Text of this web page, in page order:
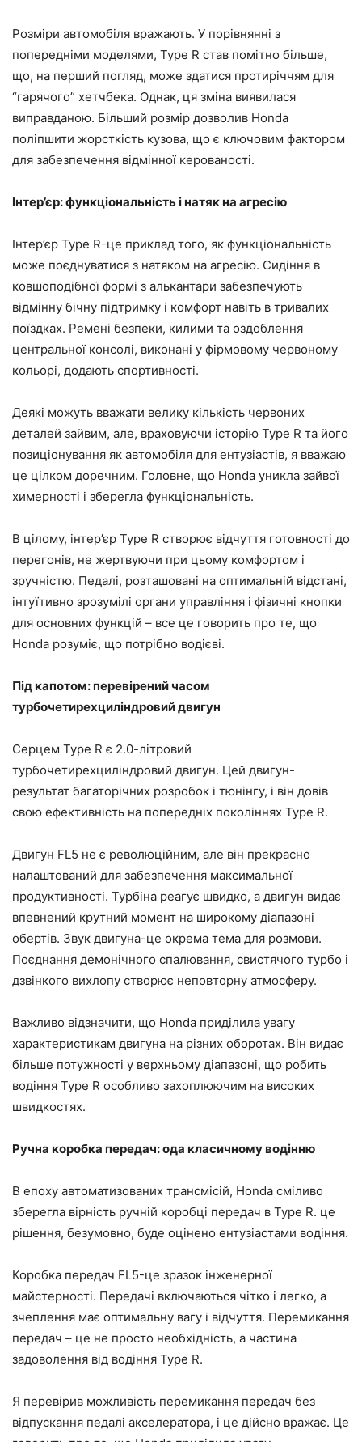
Розміри автомобіля вражають. У порівнянні з
попередніми моделями, Type R став помітно більше,
що, на перший погляд, може здатися протиріччям для
“гарячого” хетчбека. Однак, ця зміна виявилася
виправданою. Більший розмір дозволив Honda
поліпшити жорсткість кузова, що є ключовим фактором
для забезпечення відмінної керованості.
Інтер’єр: функціональність і натяк на агресію
Інтер’єр Type R-це приклад того, як функціональність
може поєднуватися з натяком на агресію. Сидіння в
ковшоподібної формі з алькантари забезпечують
відмінну бічну підтримку і комфорт навіть в тривалих
поїздках. Ремені безпеки, килими та оздоблення
центральної консолі, виконані у фірмовому червоному
кольорі, додають спортивності.
Деякі можуть вважати велику кількість червоних
деталей зайвим, але, враховуючи історію Type R та його
позиціонування як автомобіля для ентузіастів, я вважаю
це цілком доречним. Головне, що Honda уникла зайвої
химерності і зберегла функціональність.
В цілому, інтер’єр Type R створює відчуття готовності до
перегонів, не жертвуючи при цьому комфортом і
зручністю. Педалі, розташовані на оптимальній відстані,
інтуїтивно зрозумілі органи управління і фізичні кнопки
для основних функцій – все це говорить про те, що
Honda розуміє, що потрібно водієві.
Під капотом: перевірений часом
турбочетирехциліндровий двигун
Серцем Type R є 2.0-літровий
турбочетирехциліндровий двигун. Цей двигун-
результат багаторічних розробок і тюнінгу, і він довів
свою ефективність на попередніх поколіннях Type R.
Двигун FL5 не є революційним, але він прекрасно
налаштований для забезпечення максимальної
продуктивності. Турбіна реагує швидко, а двигун видає
впевнений крутний момент на широкому діапазоні
обертів. Звук двигуна-це окрема тема для розмови.
Поєднання демонічного спалювання, свистячого турбо і
дзвінкого вихлопу створює неповторну атмосферу.
Важливо відзначити, що Honda приділила увагу
характеристикам двигуна на різних оборотах. Він видає
більше потужності у верхньому діапазоні, що робить
водіння Type R особливо захоплюючим на високих
швидкостях.
Ручна коробка передач: ода класичному водінню
В епоху автоматизованих трансмісій, Honda сміливо
зберегла вірність ручній коробці передач в Type R. це
рішення, безумовно, буде оцінено ентузіастами водіння.
Коробка передач FL5-це зразок інженерної
майстерності. Передачі включаються чітко і легко, а
зчеплення має оптимальну вагу і відчуття. Перемикання
передач – це не просто необхідність, а частина
задоволення від водіння Type R.
Я перевірив можливість перемикання передач без
відпускання педалі акселератора, і це дійсно вражає. Це